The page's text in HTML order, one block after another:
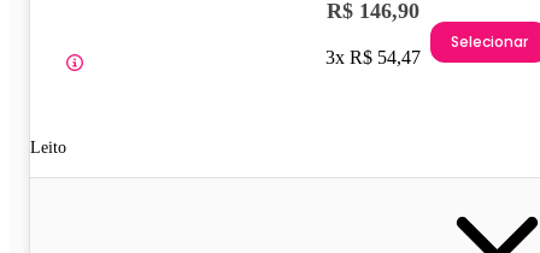
Leito
R$ 146,90
3x R$ 54,47
Selecionar